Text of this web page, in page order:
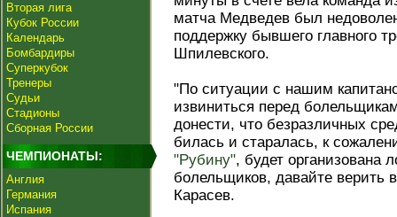
Вторая лига
Кубок России
Календарь
Бомбардиры
Суперкубок
Тренеры
Судьи
Стадионы
Сборная России
ЧЕМПИОНАТЫ:
Англия
Германия
Испания
матча Медведев был
поддержку бывшего главного
Шпилевского.
"По ситуации с нашим
извиниться перед
донести, что безразличных
билась и старалась, к
"Рубину", будет организована
болельщиков, давайте верить
Карасев.